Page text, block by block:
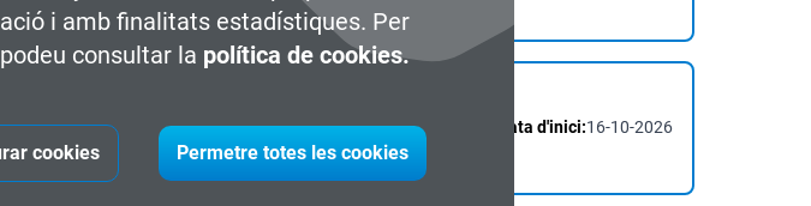
i amb finalitats estadístiques. Per
consultar la política de cookies.
cookies Permetre totes les cookies
Data d'inici:16-10-2026